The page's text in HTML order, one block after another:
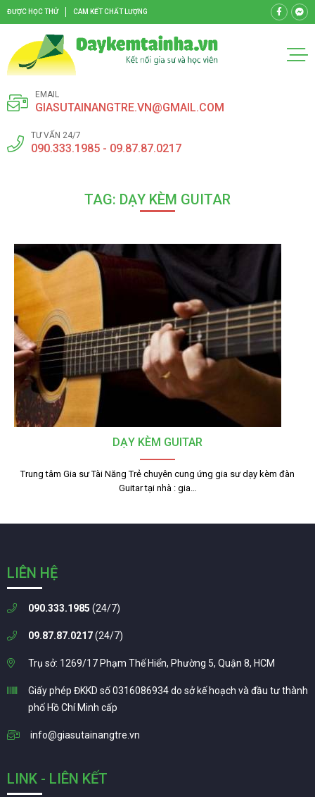
ĐƯỢC HỌC THỬ CAM KẾT CHẤT LƯỢNG
EMAIL
GIASUTAINANGTRE.VN@GMAIL.COM
TƯ VẤN 24/7
090.333.1985 - 09.87.87.0217
TAG: DẠY KÈM GUITAR
DẠY KÈM GUITAR
Trung tâm Gia sư Tài Năng Trẻ chuyên cung ứng gia sư dạy kèm đàn
Guitar tại nhà : gia…
LIÊN HỆ
090.333.1985 (24/7)
09.87.87.0217(24/7)
Trụ sở: 1269/17 Phạm Thế Hiển, Phường 5, Quận 8, HCM
Giấy phép ĐKKD số 0316086934 do sở kế hoạch và đầu tư thành
phố Hồ Chí Minh cấp
info@giasutainangtre.vn
LINK - LIÊN KẾT